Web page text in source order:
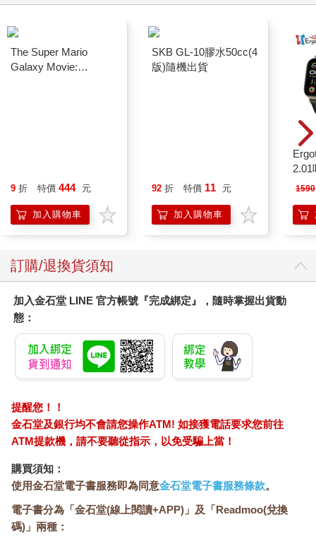
Peach`s Birthday
Mario Galaxy Movie
Storybook
9 折 特價 444 元
加入購物車
92 折 特價 11 元
加入購物車
2.01
1590
訂購/退換貨須知
加入金石堂 LINE 官方帳號『完成綁定』，隨時掌握出貨動
態：
提醒您！！
金石堂及銀行均不會請您操作ATM! 如接獲電話要求您前往
ATM提款機，請不要聽從指示，以免受騙上當！
購買須知：
使用金石堂電子書服務即為同意金石堂電子書服務條款。
電子書分為「金石堂(線上閱讀+APP)」及「Readmoo(兌換
碼)」兩種：